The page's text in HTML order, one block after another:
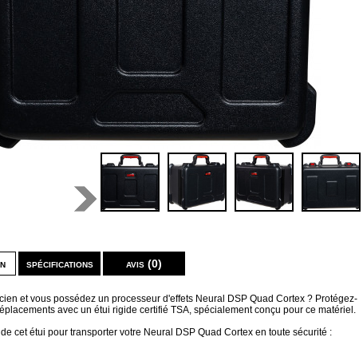
et vous possédez un processeur d'effets Neural DSP Quad Cortex ? Protégez-
avec un étui rigide certifié TSA, spécialement conçu pour ce matériel.
cet étui pour transporter votre Neural DSP Quad Cortex en toute sécurité :
spécifications avis (0)